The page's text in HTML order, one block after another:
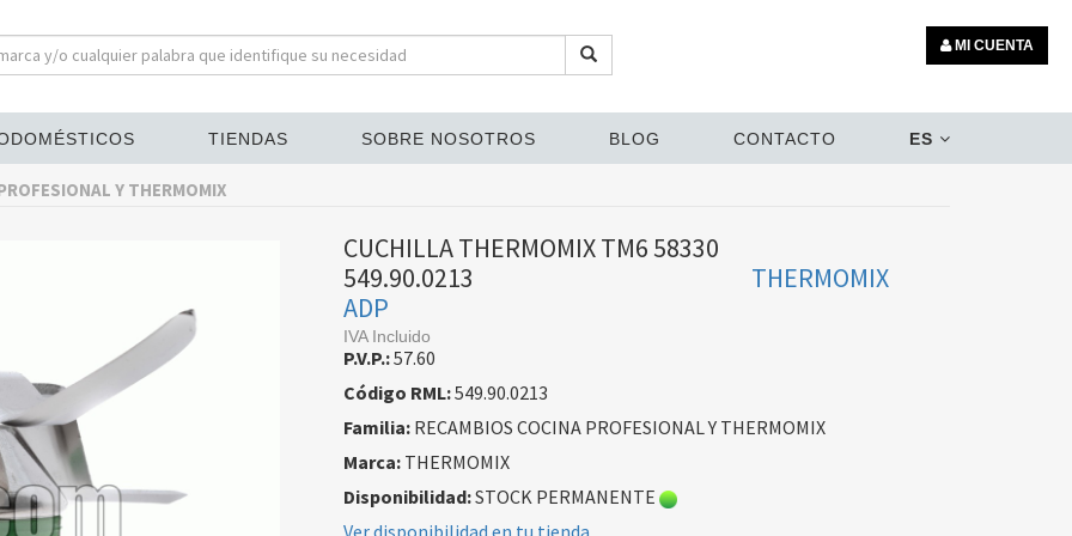
MI CUENTA
TIENDAS SOBRE NOSOTROS BLOG CONTACTO ES
Y THERMOMIX
CUCHILLA THERMOMIX TM6 58330
549.90.0213
THERMOMIX
ADP
IVA Incluido
P.V.P.:57.60
Código RML:549.90.0213
Familia:RECAMBIOS COCINA PROFESIONAL Y THERMOMIX
Marca:THERMOMIX
Disponibilidad:STOCK PERMANENTE
Ver disponibilidad en tu tienda